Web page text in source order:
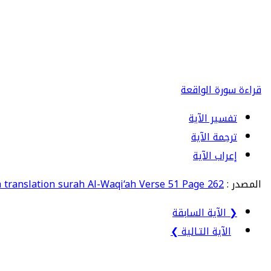
قراءة سورة الواقعة
تفسير الآية
ترجمة الآية
إعراب الآية
المصدر :surah Al-Waqi‘ah Verse 51 Page 262
❮ الآية السابقة
الآية التـالية ❯